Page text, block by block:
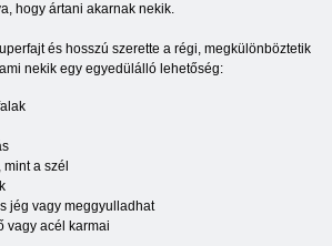
hogy ártani akarnak nekik.
és hosszú szerette a régi, megkülönböztetik
nekik egy egyedülálló lehetőség:
a szél
jég vagy meggyulladhat
vagy acél karmai